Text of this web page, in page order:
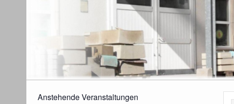
Anstehende Veranstaltungen